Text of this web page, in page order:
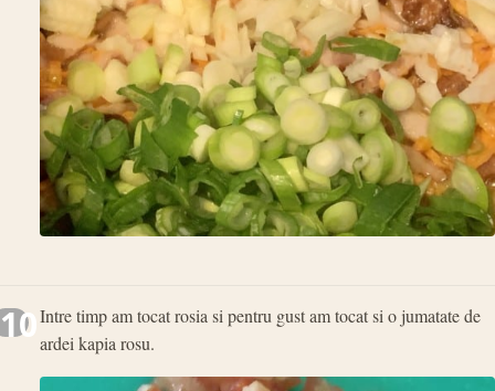
10Intre timp am tocat rosia si pentru gust am tocat si o jumatate de
ardei kapia rosu.